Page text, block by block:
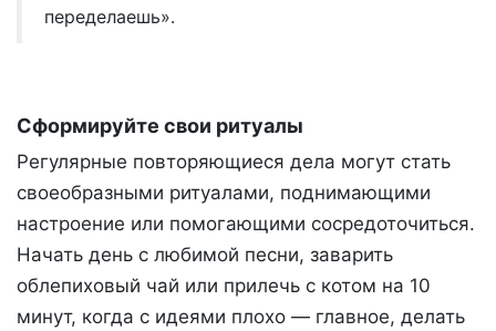
переделаешь».
Сформируйте свои ритуалы
Регулярные повторяющиеся дела могут стать
своеобразными ритуалами, поднимающими
настроение или помогающими сосредоточиться.
Начать день с любимой песни, заварить
облепиховый чай или прилечь с котом на 10
минут, когда с идеями плохо — главное, делать